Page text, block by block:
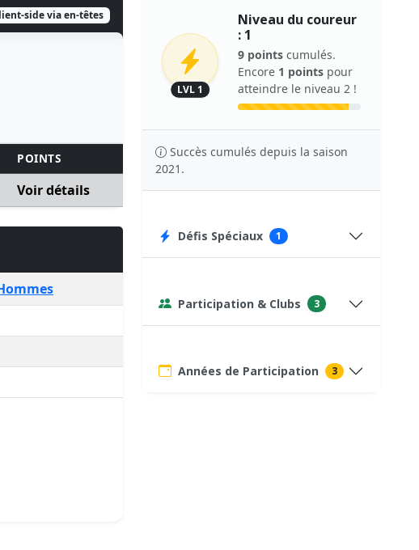
side via en-têtes
POINTS
Voir détails
LVL 1
Niveau du coureur
: 1
9 points cumulés.
Encore 1 points pour
atteindre le niveau 2 !
Succès cumulés depuis la saison
2021.
Défis Spéciaux 1
Participation & Clubs 3
Années de Participation 3